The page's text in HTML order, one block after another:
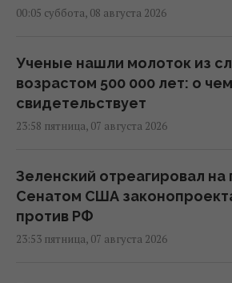
00:05 суббота, 08 августа 2026
Ученые нашли молоток из
возрастом 500 000 лет: о
свидетельствует
23:58 пятница, 07 августа 2026
Зеленский отреагировал на
Сенатом США
против РФ
23:53 пятница, 07 августа 2026